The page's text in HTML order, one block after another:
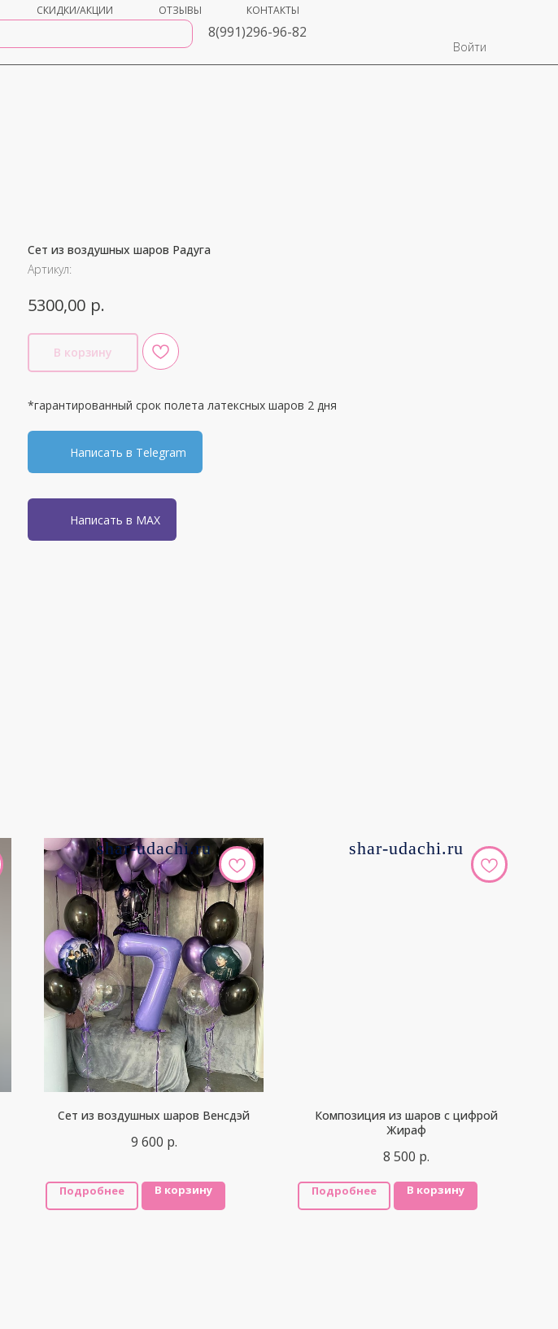
СКИДКИ/АКЦИИ ОТЗЫВЫ КОНТАКТЫ
Войти
8(991)296-96-82
shar-udachi.ruСет из воздушных шаров Радуга
Артикул:
5300,00 р.
В корзину
*гарантированный срок полета латексных шаров 2 дня
Написать в Telegram
Написать в MAX
shar-udachi.ru
Сет из воздушных шаров Венсдэй
9 600 р.
Подробнее В корзину
shar-udachi.ru
Композиция из шаров с цифрой
Жираф
8 500 р.
Подробнее В корзину